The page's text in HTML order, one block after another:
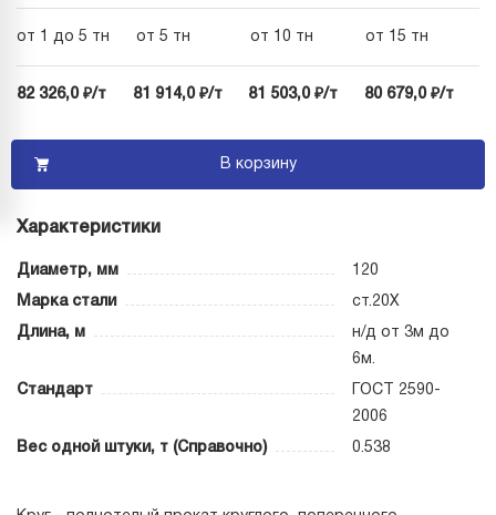
от 1 до 5 тн от 5 тн от 10 тн от 15 тн
82 326,0 ₽/т 81 914,0 ₽/т 81 503,0 ₽/т 80 679,0 ₽/т
В корзину
Характеристики
Диаметр, мм 120
Марка стали ст.20Х
Длина, м
н/д от 3м до
6м.
Стандарт
ГОСТ 2590-
2006
Вес одной штуки, т (Справочно) 0.538